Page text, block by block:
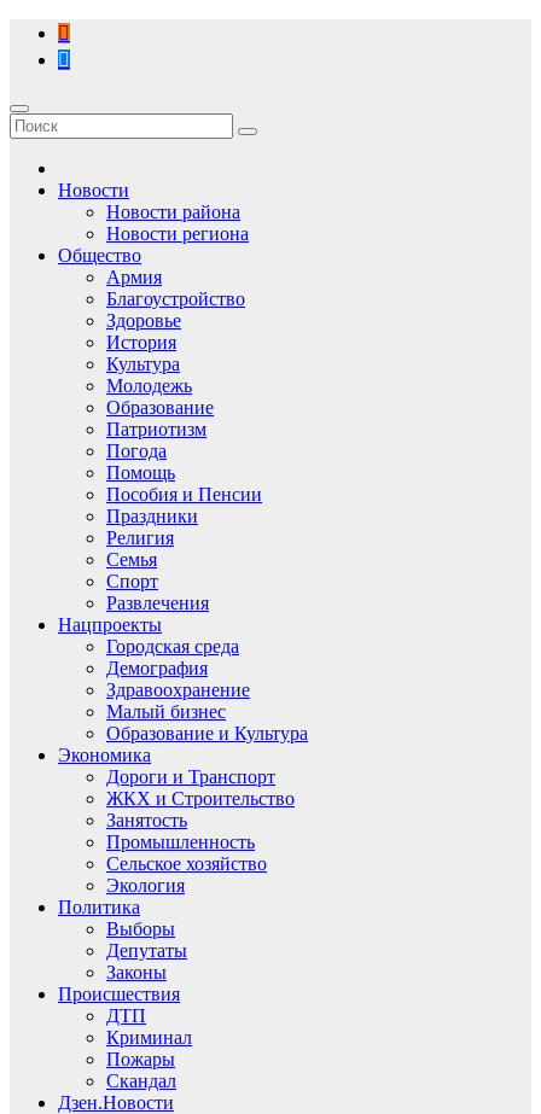
Перейти
содержимому
Новости
Новости района
Новости региона
Общество
Армия
Благоустройство
Здоровье
История
Культура
Молодежь
Образование
Патриотизм
Погода
Помощь
Пособия и Пенсии
Праздники
Религия
Семья
Спорт
Развлечения
Нацпроекты
Городская среда
Демография
Здравоохранение
Малый бизнес
Образование и Культура
Экономика
Дороги и Транспорт
ЖКХ и Строительство
Занятость
Промышленность
Сельское хозяйство
Экология
Политика
Выборы
Депутаты
Законы
Происшествия
ДТП
Криминал
Пожары
Скандал
Дзен.Новости